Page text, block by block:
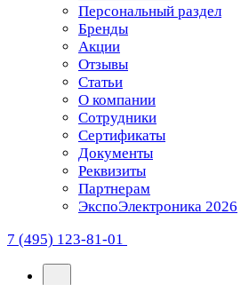
Персональный раздел
Бренды
Акции
Отзывы
Статьи
О компании
Сотрудники
Сертификаты
Документы
Реквизиты
Партнерам
ЭкспоЭлектроника 2026
7 (495) 123-81-01